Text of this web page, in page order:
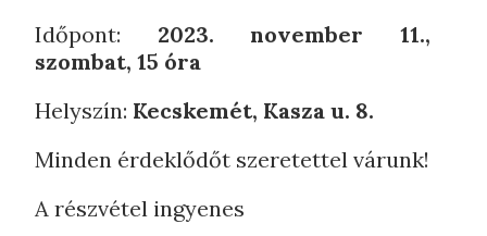
Időpont: 2023. november 11.,
szombat, 15 óra
Helyszín: Kecskemét, Kasza u. 8.
Minden érdeklődőt szeretettel várunk!
A részvétel ingyenes